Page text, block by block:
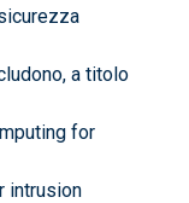
a titolo
for
intrusion